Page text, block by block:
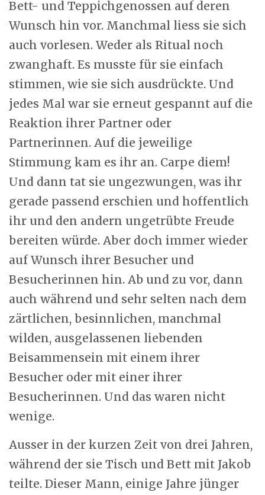
Bett- und Teppichgenossen auf deren
Wunsch hin vor. Manchmal liess sie sich
auch vorlesen. Weder als Ritual noch
zwanghaft. Es musste für sie einfach
stimmen, wie sie sich ausdrückte. Und
jedes Mal war sie erneut gespannt auf die
Reaktion ihrer Partner oder
Partnerinnen. Auf die jeweilige
Stimmung kam es ihr an. Carpe diem!
Und dann tat sie ungezwungen, was ihr
gerade passend erschien und hoffentlich
ihr und den andern ungetrübte Freude
bereiten würde. Aber doch immer wieder
auf Wunsch ihrer Besucher und
Besucherinnen hin. Ab und zu vor, dann
auch während und sehr selten nach dem
zärtlichen, besinnlichen, manchmal
wilden, ausgelassenen liebenden
Beisammensein mit einem ihrer
Besucher oder mit einer ihrer
Besucherinnen. Und das waren nicht
wenige.
Ausser in der kurzen Zeit von drei Jahren,
während der sie Tisch und Bett mit Jakob
teilte. Dieser Mann, einige Jahre jünger